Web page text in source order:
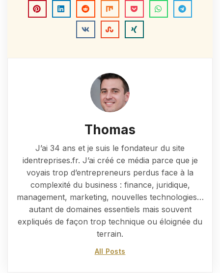
Thomas
J’ai 34 ans et je suis le fondateur du site
identreprises.fr. J’ai créé ce média parce que je
voyais trop d’entrepreneurs perdus face à la
complexité du business : finance, juridique,
management, marketing, nouvelles technologies…
autant de domaines essentiels mais souvent
expliqués de façon trop technique ou éloignée du
terrain.
All Posts